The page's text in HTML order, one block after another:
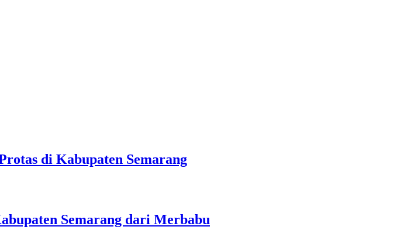
di Kabupaten Semarang
Semarang dari Merbabu